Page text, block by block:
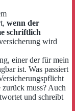
wenn der
schriftlich
wird
einer der für mein
ist. Was passiert
muss? Auch
und schreibt